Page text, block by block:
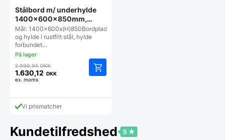
Stålbord m/ underhylde
1400x600x850mm,
Hendi
Mål: 1400x600x(H)850Bordplade
og hylde i rustfrit stål, hylde
forbundet…
2.999,95DKKDen
oprindelige
2.999,95 DKK.
1.630,12 DKK
Den
pris
er:
ex. moms
Vi prismatcher
Kundetilfredshed